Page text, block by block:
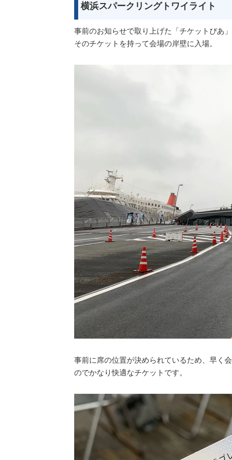
横浜スパークリングトワイライト
事前のお知らせで取り上げた「チケットぴあ
そのチケットを持って会場の岸壁に入場。
事前に席の位置が決められているため、早く
のでかなり快適なチケットです。